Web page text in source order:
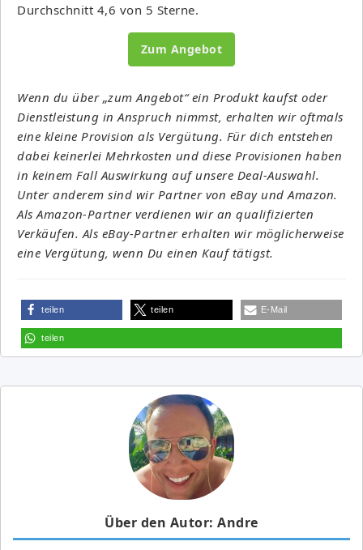
Durchschnitt 4,6 von 5 Sterne.
Zum Angebot
Wenn du über „zum Angebot“ ein Produkt kaufst oder
Dienstleistung in Anspruch nimmst, erhalten wir oftmals
eine kleine Provision als Vergütung. Für dich entstehen
dabei keinerlei Mehrkosten und diese Provisionen haben
in keinem Fall Auswirkung auf unsere Deal-Auswahl.
Unter anderem sind wir Partner von eBay und Amazon.
Als Amazon-Partner verdienen wir an qualifizierten
Verkäufen. Als eBay-Partner erhalten wir möglicherweise
eine Vergütung, wenn Du einen Kauf tätigst.
teilen teilen E-Mail
teilen
Über den Autor: Andre